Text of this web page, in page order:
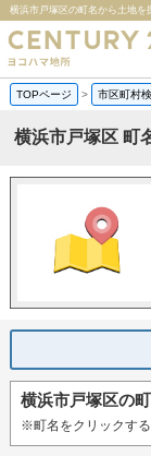
TOPページ > 市区町村
横浜市戸塚区 町
横浜市戸塚区の
※町名をクリックする